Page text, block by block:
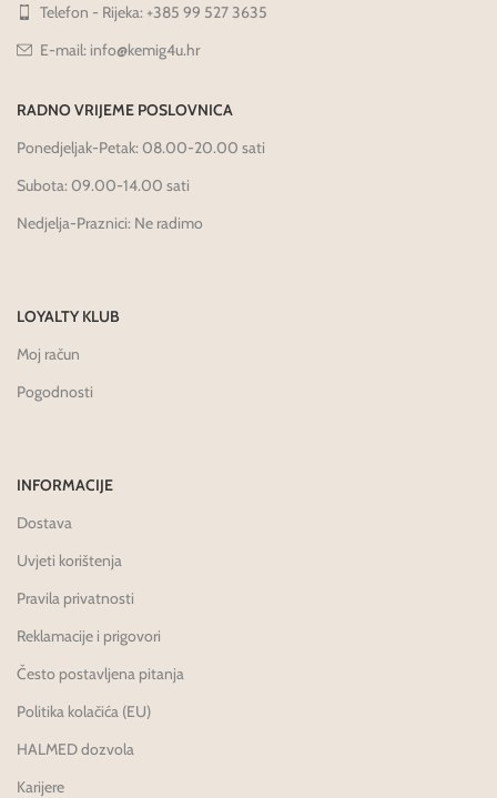
Telefon - Rijeka: +385 99 527 3635
E-mail: info@kemig4u.hr
RADNO VRIJEME POSLOVNICA
Ponedjeljak-Petak: 08.00-20.00 sati
Subota: 09.00-14.00 sati
Nedjelja-Praznici: Ne radimo
LOYALTY KLUB
Moj račun
Pogodnosti
INFORMACIJE
Dostava
Uvjeti korištenja
Pravila privatnosti
Reklamacije i prigovori
Često postavljena pitanja
Politika kolačića (EU)
HALMED dozvola
Karijere